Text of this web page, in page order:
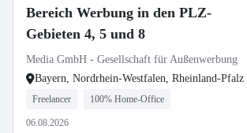
Bereich Werbung in den PLZ-
Gebieten 4, 5 und 8
Media GmbH - Gesellschaft für Außenwerbung
Bayern, Nordrhein-Westfalen, Rheinland-Pfalz
Freelancer 100% Home-Office
06.08.2026